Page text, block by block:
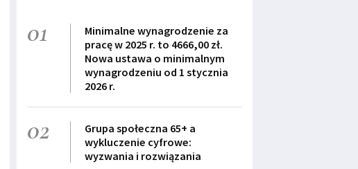
01
Minimalne wynagrodzenie za
pracę w 2025 r. to 4666,00 zł.
Nowa ustawa o minimalnym
wynagrodzeniu od 1 stycznia
2026 r.
02
Grupa społeczna 65+ a
wykluczenie cyfrowe:
wyzwania i rozwiązania